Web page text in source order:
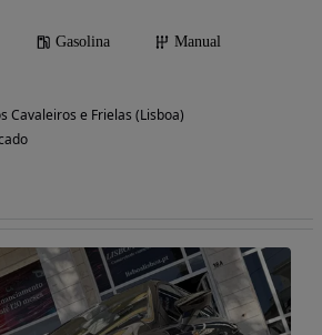
Gasolina
Manual
Cavaleiros e Frielas (Lisboa)